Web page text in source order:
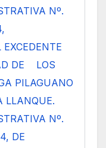
Nº.
DE LOS
PILAGUANO
LLANQUE.
Nº.
DE